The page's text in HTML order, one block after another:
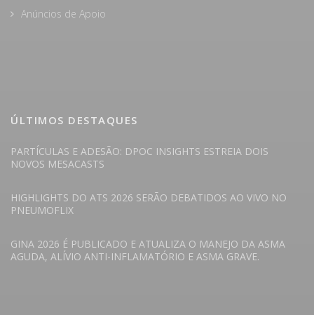
Anúncios de Apoio
ÚLTIMOS DESTAQUES
PARTÍCULAS E ADESÃO: DPOC INSIGHTS ESTREIA DOIS
NOVOS MESACASTS
HIGHLIGHTS DO ATS 2026 SERÃO DEBATIDOS AO VIVO NO
PNEUMOFLIX
GINA 2026 É PUBLICADO E ATUALIZA O MANEJO DA ASMA
AGUDA, ALÍVIO ANTI-INFLAMATÓRIO E ASMA GRAVE.